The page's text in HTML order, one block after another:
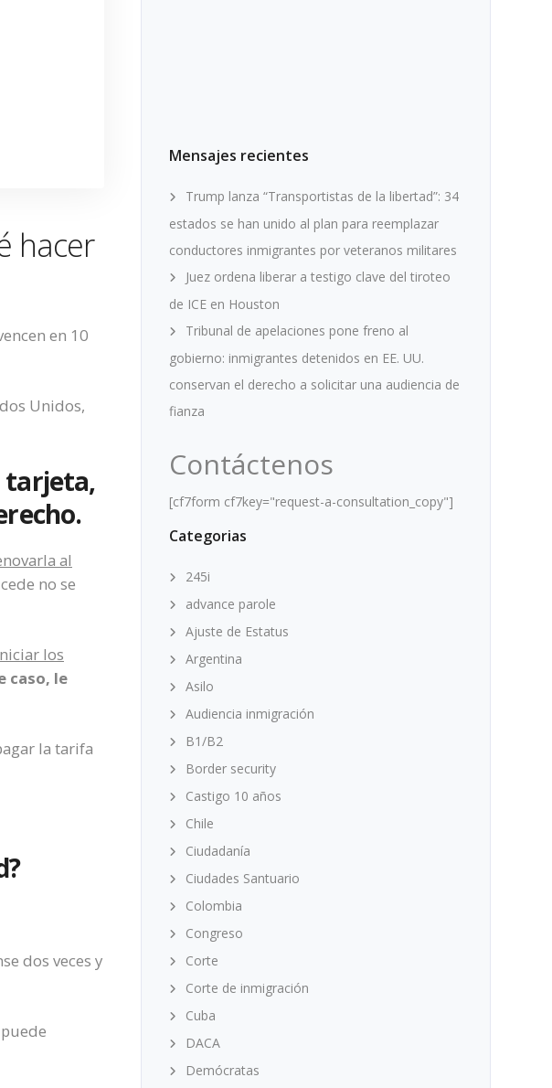
hacer
en 10
Unidos,
tarjeta,
al
no se
los
caso, le
la tarifa
dos veces y
Mensajes recientes
Trump lanza “Transportistas de la libertad”: 34
estados se han unido al plan para reemplazar
conductores inmigrantes por veteranos militares
Juez ordena liberar a testigo clave del tiroteo
de ICE en Houston
Tribunal de apelaciones pone freno al
gobierno: inmigrantes detenidos en EE. UU.
conservan el derecho a solicitar una audiencia de
fianza
Contáctenos
[cf7form cf7key="request-a-consultation_copy"]
Categorias
245i
advance parole
Ajuste de Estatus
Argentina
Asilo
Audiencia inmigración
B1/B2
Border security
Castigo 10 años
Chile
Ciudadanía
Ciudades Santuario
Colombia
Congreso
Corte
Corte de inmigración
Cuba
DACA
Demócratas